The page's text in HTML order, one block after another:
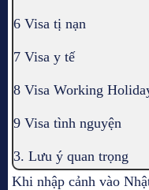
6 Visa tị nạn
7 Visa y tế
8 Visa Working
9 Visa tình nguyện
3. Lưu ý quan trọng
Khi nhập cảnh vào